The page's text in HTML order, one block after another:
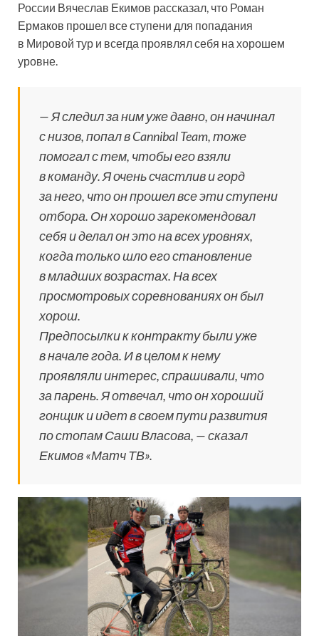
России Вячеслав Екимов рассказал, что Роман
Ермаков прошел все ступени для попадания
в Мировой тур и всегда проявлял себя на хорошем
уровне.
— Я следил за ним уже давно, он начинал
с низов, попал в Cannibal Team, тоже
помогал с тем, чтобы его взяли
в команду. Я очень счастлив и горд
за него, что он прошел все эти ступени
отбора. Он хорошо зарекомендовал
себя и делал он это на всех уровнях,
когда только шло его становление
в младших возрастах. На всех
просмотровых соревнованиях он был
хорош.
Предпосылки к контракту были уже
в начале года. И в целом к нему
проявляли интерес, спрашивали, что
за парень. Я отвечал, что он хороший
гонщик и идет в своем пути развития
по стопам Саши Власова, — сказал
Екимов «Матч ТВ».